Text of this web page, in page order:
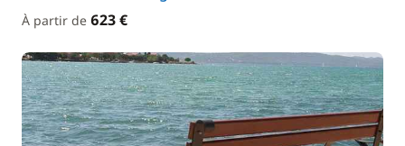
À partir de 623 €